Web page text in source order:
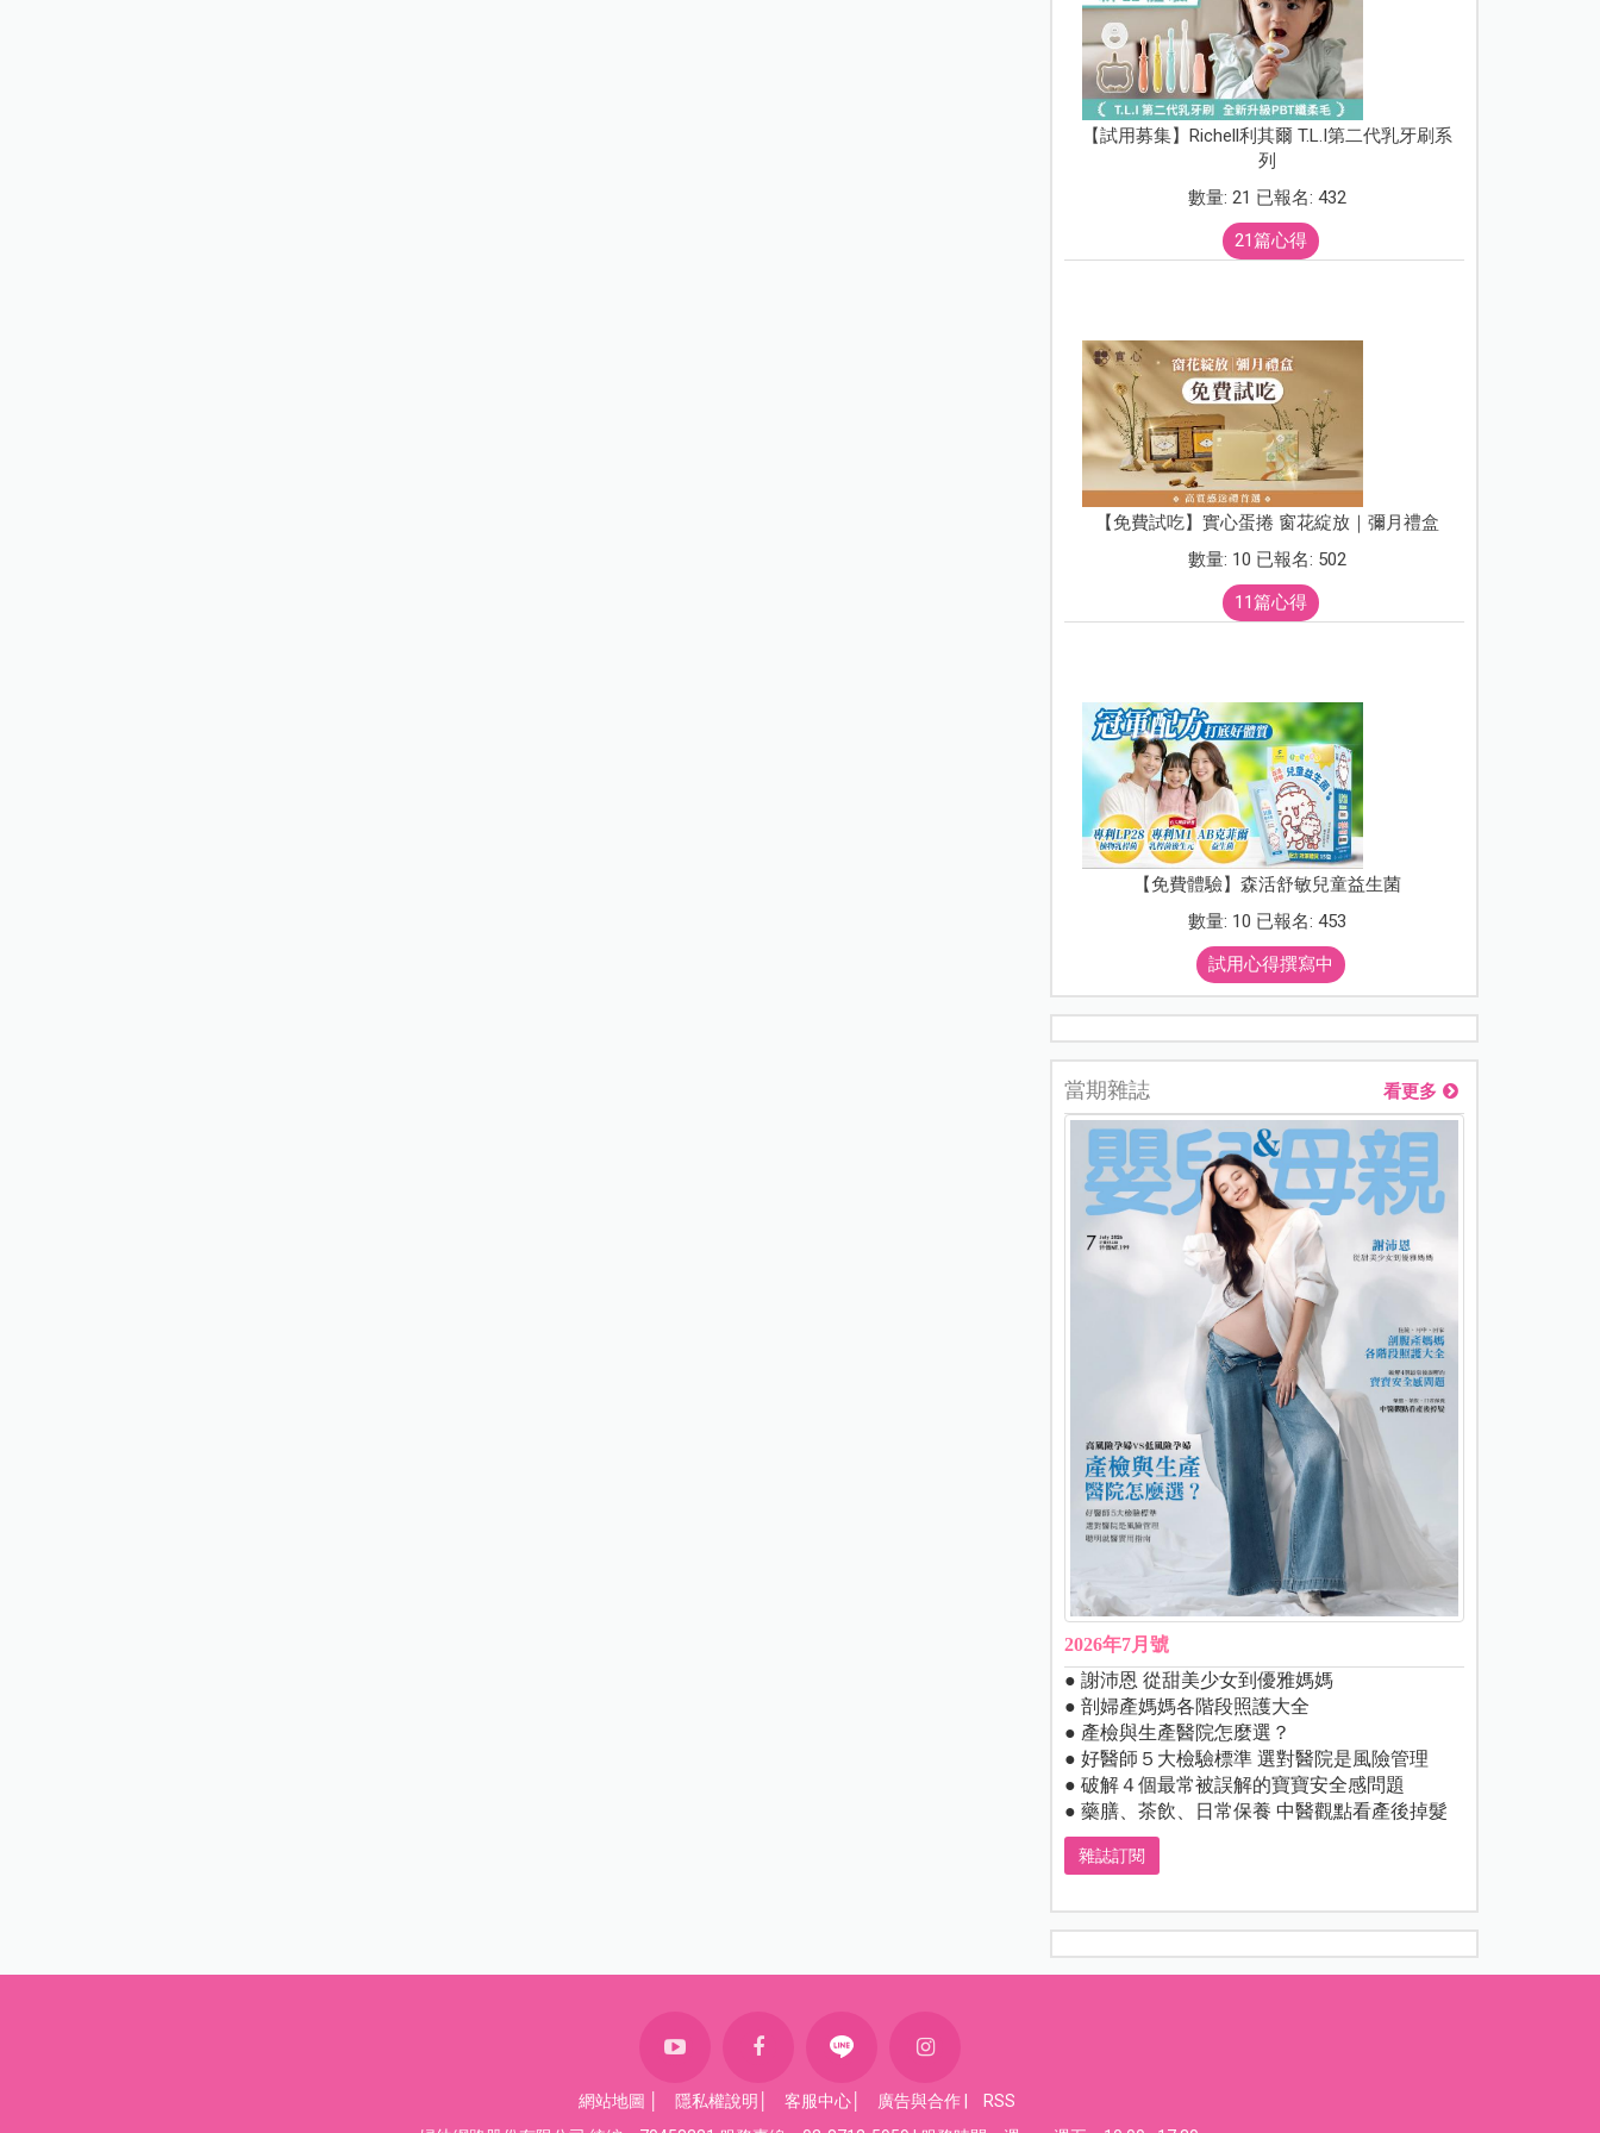
【試用募集】Richell利其爾 T.L.I第二代乳牙刷系
列
數量: 21 已報名: 432
21篇心得
【免費試吃】實心蛋捲 窗花綻放｜彌月禮盒
數量: 10 已報名: 502
11篇心得
【免費體驗】森活舒敏兒童益生菌
數量: 10 已報名: 453
試用心得撰寫中
當期雜誌 看更多
2026年7月號
● 謝沛恩 從甜美少女到優雅媽媽
● 剖婦產媽媽各階段照護大全
● 產檢與生產醫院怎麼選？
● 好醫師５大檢驗標準 選對醫院是風險管理
● 破解４個最常被誤解的寶寶安全感問題
● 藥膳、茶飲、日常保養 中醫觀點看產後掉髮
雜誌訂閱
網站地圖 隱私權說明 客服中心 廣告與合作
RSS